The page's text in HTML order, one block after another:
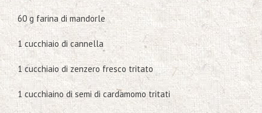
60 g farina di mandorle
1 cucchiaio di cannella
1 cucchiaio di zenzero fresco tritato
1 cucchiaino di semi di cardamomo tritati